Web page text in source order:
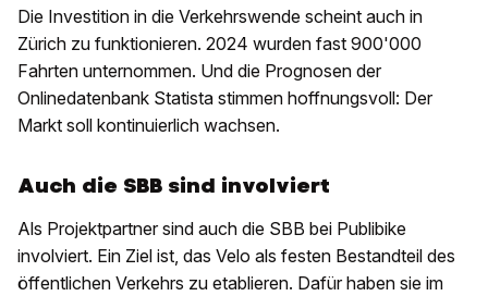
Die Investition in die Verkehrswende scheint auch in
Zürich zu funktionieren. 2024 wurden fast 900'000
Fahrten unternommen. Und die Prognosen der
Onlinedatenbank Statista stimmen hoffnungsvoll: Der
Markt soll kontinuierlich wachsen.
Auch die SBB sind involviert
Als Projektpartner sind auch die SBB bei Publibike
involviert. Ein Ziel ist, das Velo als festen Bestandteil des
öffentlichen Verkehrs zu etablieren. Dafür haben sie im